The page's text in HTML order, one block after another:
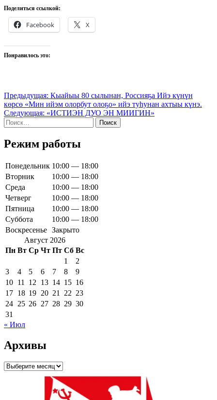
Поделиться ссылкой:
Facebook X
Понравилось это:
Навигация
по
записям
Предыдущая: Кыайыы 80 сылынан, Россияҕа Ийэ күнүн
көрсө «Мин ийэм олорбут олоҕо» ийэ туһунан ахтыы күнэ.
Следующая: «ИСТИЭН ДУО ЭН МИИГИН»
Найти:
Режим работы
Понедельник 10:00 — 18:00
Вторник
10:00 — 18:00
Среда
10:00 — 18:00
Четверг
10:00 — 18:00
Пятница
10:00 — 18:00
Суббота
10:00 — 18:00
Воскресенье Закрыто
Август 2026
Пн Вт Ср Чт Пт Сб Вс
1
2
3
4 5 6 7 8
9
10 11 12 13 14 15 16
17 18 19 20 21 22 23
24 25 26 27 28 29 30
31
« Июл
Архивы
Архивы